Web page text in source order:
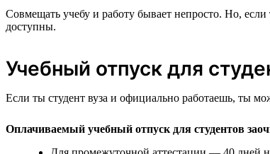
Совмещать учебу и работу бывает непросто. Но, если
доступны.
Учебный отпуск для
Если ты студент вуза и официально работаешь, ты
Оплачиваемый учебный отпуск для студентов